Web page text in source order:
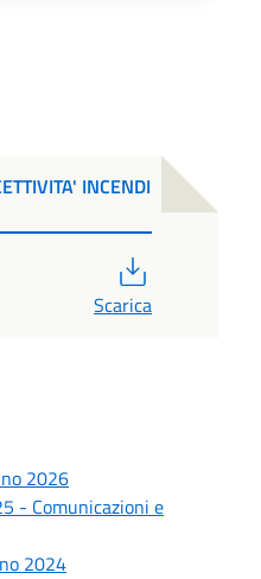
INCENDI
Scarica
2026
- Comunicazioni e
2024